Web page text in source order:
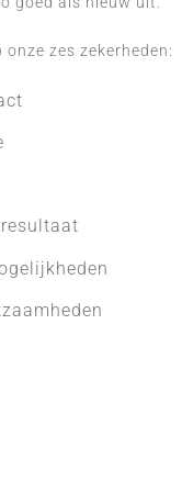
zes zekerheden: